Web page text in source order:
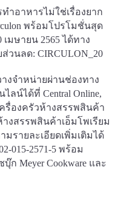
ำอาหารไม่ใช่เรื่องยาก
พร้อมโปรโมชั่นสุด
มษายน 2565 ได้ทาง
วนลด: CIRCULON_20
งจำหน่ายผ่านช่องทาง
ไลน์ได้ที่ Central Online,
ครื่องครัวห้างสรรพสินค้า
งสรรพสินค้าเอ็มโพเรียม
รายละเอียดเพิ่มเติมได้
015-2571-5 พร้อม
Meyer Cookware และ